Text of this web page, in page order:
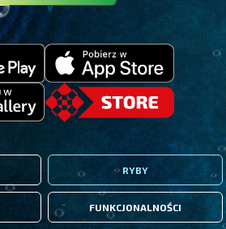
RYBY
FUNKCJONALNOŚCI